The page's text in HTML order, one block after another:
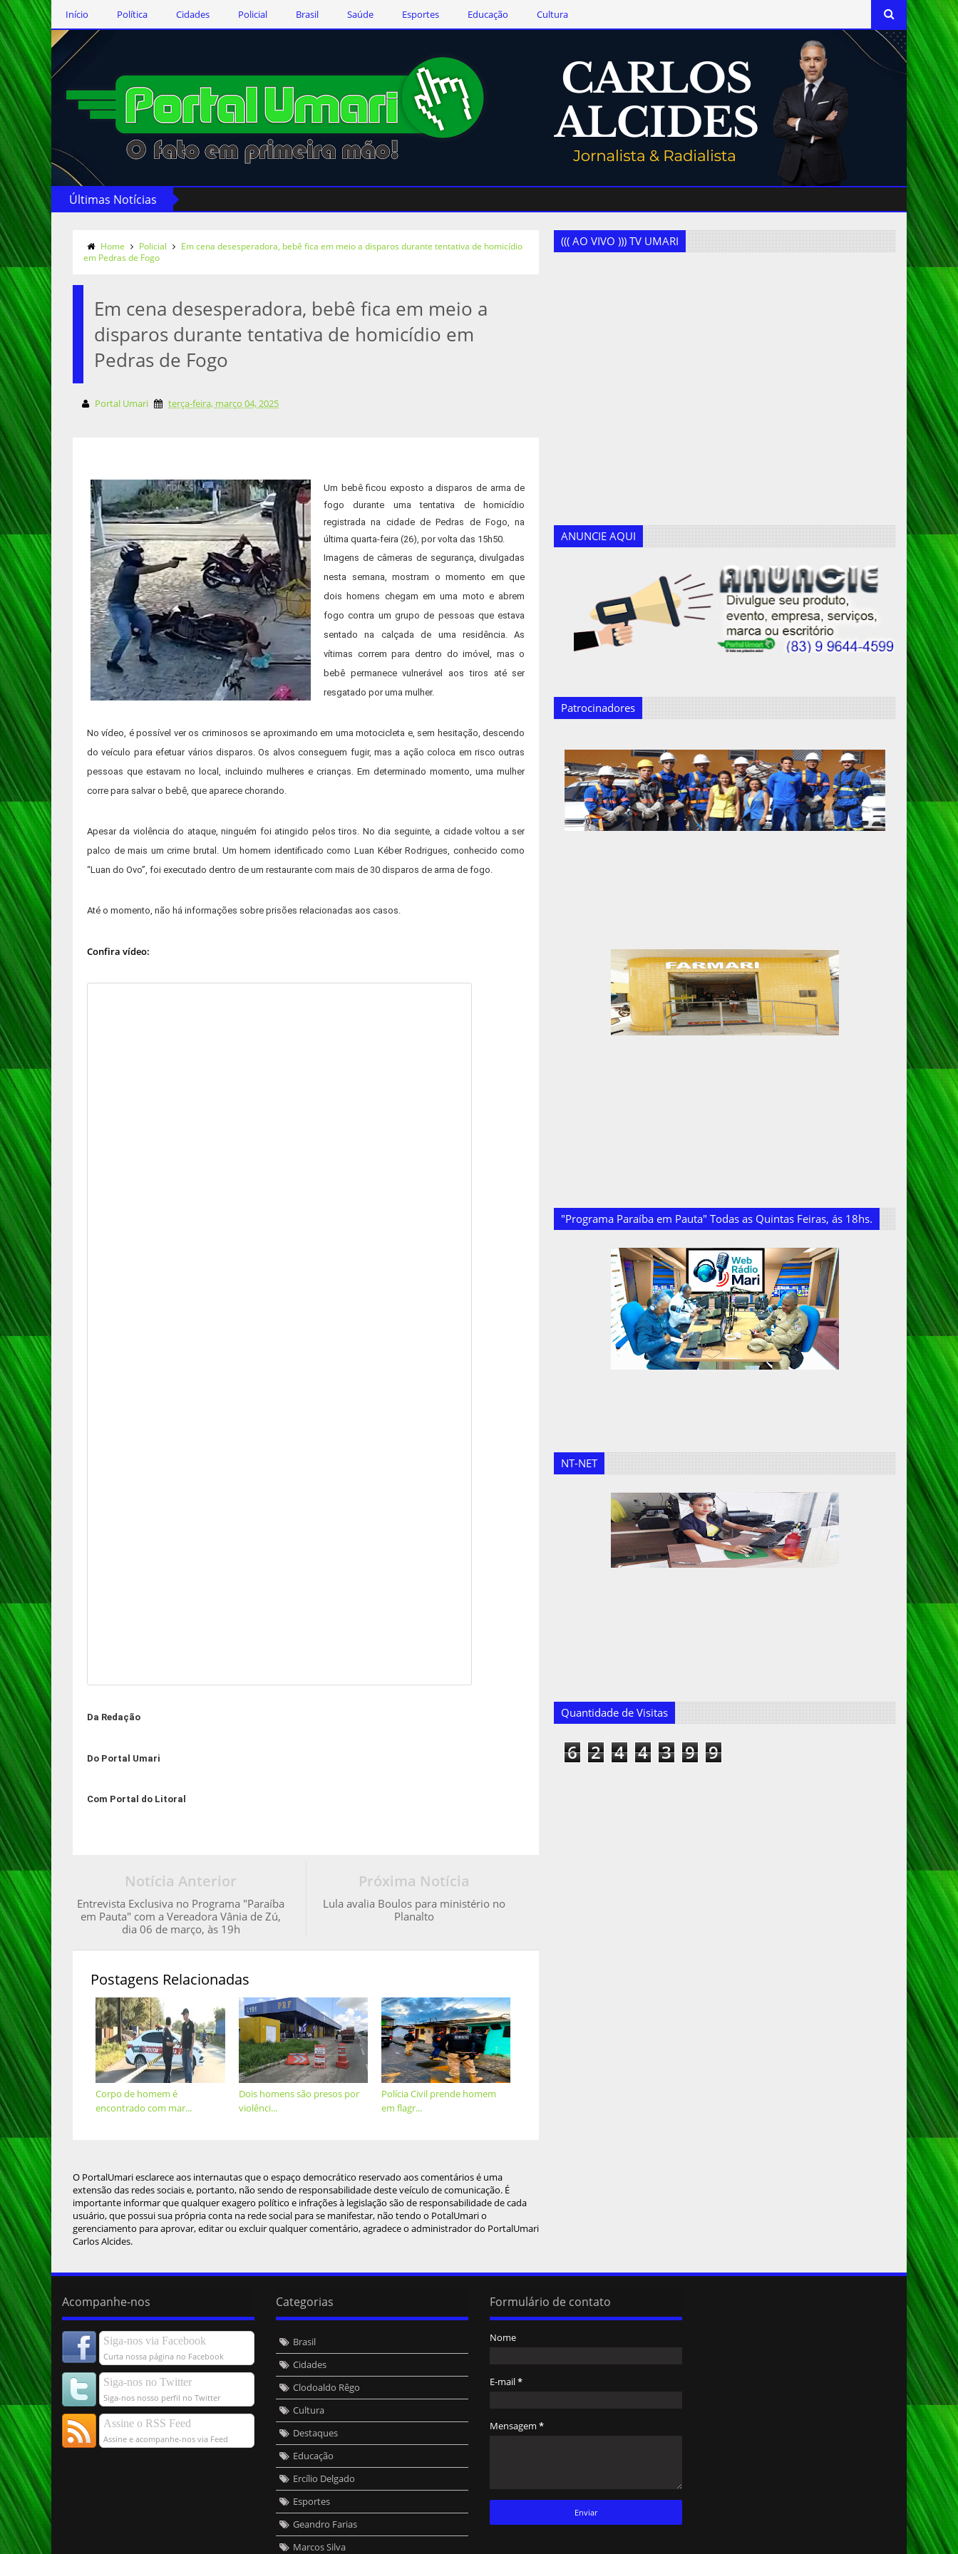
Início Política Cidades Policial Brasil Saúde Esportes Educação Cultura
Últimas Notícias
Home Policial
Em cena desesperadora, bebê fica em meio a disparos durante tentativa de homicídio
em Pedras de Fogo
Em cena desesperadora, bebê fica em meio a
disparos durante tentativa de homicídio em
Pedras de Fogo
Portal Umari terça-feira, março 04, 2025
Um bebê ficou exposto a disparos de arma de
fogo durante uma tentativa de homicídio
registrada na cidade de Pedras de Fogo, na
última quarta-feira (26), por volta das 15h50.
Imagens de câmeras de segurança, divulgadas
nesta semana, mostram o momento em que
dois homens chegam em uma moto e abrem
fogo contra um grupo de pessoas que estava
sentado na calçada de uma residência. As
vítimas correm para dentro do imóvel, mas o
bebê permanece vulnerável aos tiros até ser
resgatado por uma mulher.
No vídeo, é possível ver os criminosos se aproximando em uma motocicleta e, sem hesitação, descendo
do veículo para efetuar vários disparos. Os alvos conseguem fugir, mas a ação coloca em risco outras
pessoas que estavam no local, incluindo mulheres e crianças. Em determinado momento, uma mulher
corre para salvar o bebê, que aparece chorando.
Apesar da violência do ataque, ninguém foi atingido pelos tiros. No dia seguinte, a cidade voltou a ser
palco de mais um crime brutal. Um homem identificado como Luan Kéber Rodrigues, conhecido como
“Luan do Ovo”, foi executado dentro de um restaurante com mais de 30 disparos de arma de fogo.
Até o momento, não há informações sobre prisões relacionadas aos casos.
Confira vídeo:
Da Redação
Do Portal Umari
Com Portal do Litoral
Próxima Notícia
Lula avalia Boulos para ministério no
Planalto
Notícia Anterior
Entrevista Exclusiva no Programa "Paraíba
em Pauta" com a Vereadora Vânia de Zú,
dia 06 de março, às 19h
Postagens Relacionadas
Polícia Civil prende homem
em flagr...
Dois homens são presos por
violênci...
Corpo de homem é
encontrado com mar...
O PortalUmari esclarece aos internautas que o espaço democrático reservado aos comentários é uma
extensão das redes sociais e, portanto, não sendo de responsabilidade deste veículo de comunicação. É
importante informar que qualquer exagero político e infrações à legislação são de responsabilidade de cada
usuário, que possui sua própria conta na rede social para se manifestar, não tendo o PotalUmari o
gerenciamento para aprovar, editar ou excluir qualquer comentário, agradece o administrador do PortalUmari
Carlos Alcides.
((( AO VIVO ))) TV UMARI
ANUNCIE AQUI
Patrocinadores
"Programa Paraíba em Pauta" Todas as Quintas Feiras, ás 18hs.
NT-NET
Quantidade de Visitas
6 2 4 4 3 9 9
Acompanhe-nos
Siga-nos via Facebook
Curta nossa página no Facebook
Siga-nos no Twitter
Siga-nos nosso perfil no Twitter
Assine o RSS Feed
Assine e acompanhe-nos via Feed
Categorias
Brasil
Cidades
Clodoaldo Rêgo
Cultura
Destaques
Educação
Ercílio Delgado
Esportes
Geandro Farias
Marcos Silva
Formulário de contato
Nome
E-mail*
Mensagem *